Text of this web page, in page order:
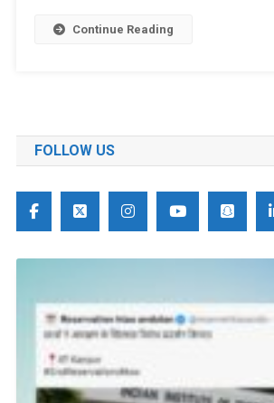
Continue Reading
FOLLOW US